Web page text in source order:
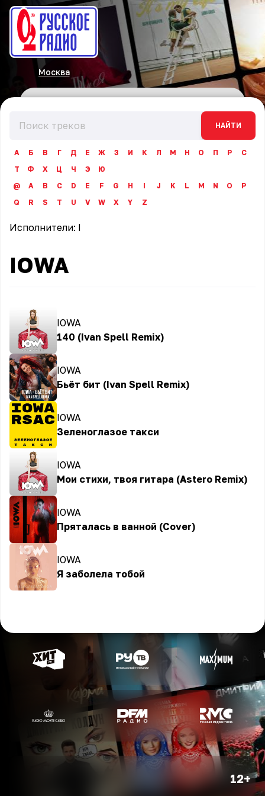
Москва
НАЙТИ
А Б В Г Д Е Ж З И К Л М Н О П Р
С
Т
Ф Х Ц Ч Э
Ю
@
A B C D E F G H I J K L M N O
P
Q
R S T U V W X Y Z
Исполнители: I
IOWA
IOWA
140 (Ivan Spell Remix)
IOWA
Бьёт бит (Ivan Spell Remix)
IOWA
Зеленоглазое такси
IOWA
Мои стихи, твоя гитара (Astero Remix)
IOWA
Пряталась в ванной (Cover)
IOWA
Я заболела тобой
12+